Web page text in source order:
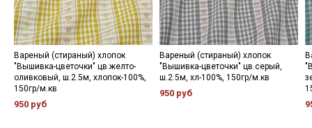
Вареный (стираный) хлопок
"Вышивка-цветочки" цв.желто-
оливковый, ш.2.5м, хлопок-100%,
150гр/м.кв
950 руб
Вареный (стираный) хлопок
"Вышивка-цветочки" цв.серый,
ш.2.5м, хл-100%, 150гр/м.кв
950 руб
ДаюСогласие на получение рекламных и
информационных рассылок